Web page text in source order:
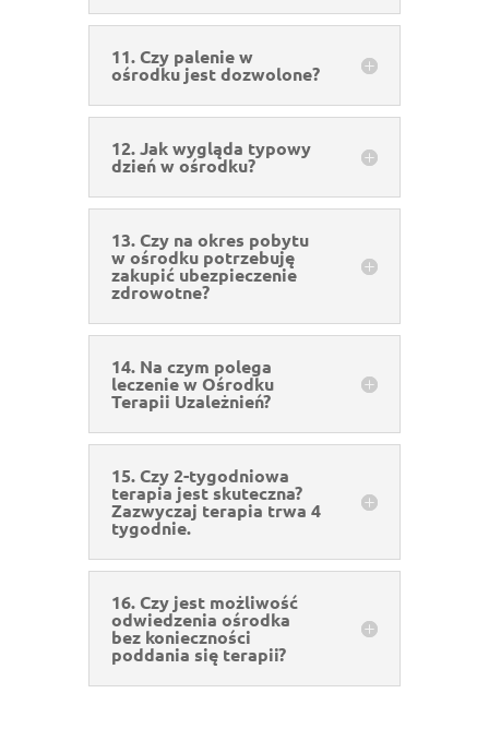
11. Czy palenie w
ośrodku jest dozwolone?
12. Jak wygląda typowy
dzień w ośrodku?
13. Czy na okres pobytu
w ośrodku potrzebuję
zakupić ubezpieczenie
zdrowotne?
14. Na czym polega
leczenie w Ośrodku
Terapii Uzależnień?
15. Czy 2-tygodniowa
terapia jest skuteczna?
Zazwyczaj terapia trwa 4
tygodnie.
16. Czy jest możliwość
odwiedzenia ośrodka
bez konieczności
poddania się terapii?